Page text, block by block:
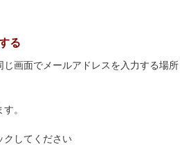
る
画面でメールアドレスを入力する場所
。
クしてください